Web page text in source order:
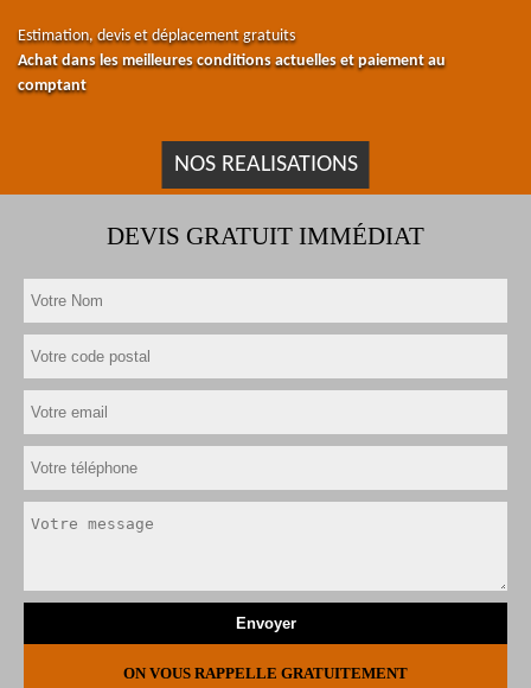
Estimation, devis et déplacement gratuits
Achat dans les meilleures conditions actuelles et paiement au
comptant
NOS REALISATIONS
DEVIS GRATUIT IMMÉDIAT
ON VOUS RAPPELLE GRATUITEMENT